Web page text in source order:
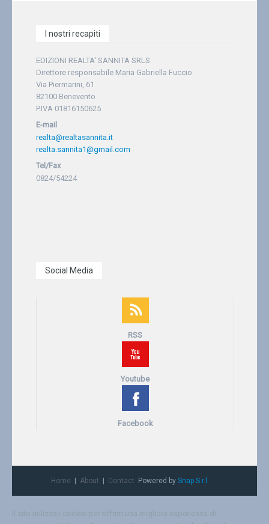
I nostri recapiti
EDIZIONI REALTA' SANNITA SRLS
Direttore responsabile Maria Gabriella Fuccio
Via Piermarini, 61
82100 Benevento
P.IVA 01816150625
E-mail
realta@realtasannita.it
realta.sannita1@gmail.com
Tel/Fax
0824/54224
Social Media
RSS
Youtube
Facebook
Home About Contact Powered by Snap S.r.l.